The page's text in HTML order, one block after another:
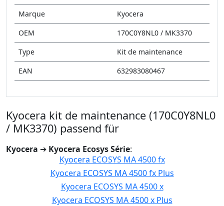
Marque
Kyocera
OEM
170C0Y8NL0 / MK3370
Type
Kit de maintenance
EAN
632983080467
Kyocera kit de maintenance (170C0Y8NL0
/ MK3370) passend für
Kyocera ➔ Kyocera Ecosys Série:
Kyocera ECOSYS MA 4500 fx
Kyocera ECOSYS MA 4500 fx Plus
Kyocera ECOSYS MA 4500 x
Kyocera ECOSYS MA 4500 x Plus